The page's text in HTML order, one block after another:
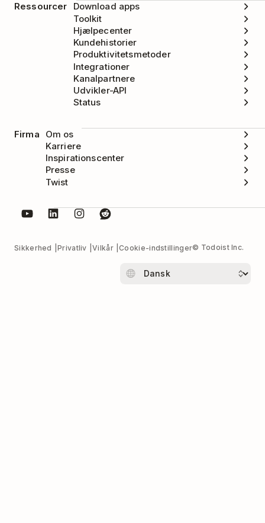
Ressourcer
Download apps
Toolkit
Hjælpecenter
Kundehistorier
Produktivitetsmetoder
Integrationer
Kanalpartnere
Udvikler-API
Status
Firma
Om os
Karriere
Inspirationscenter
Presse
Twist
Sikkerhed Privatliv Vilkår Cookie-indstillinger© Todoist Inc.